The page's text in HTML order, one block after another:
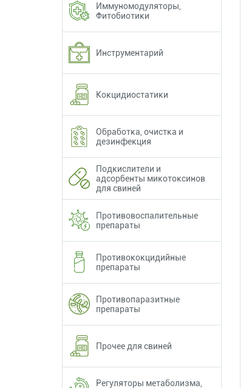
Иммуномодуляторы,
Фитобиотики
Инструментарий
Кокцидиостатики
Обработка, очистка и
дезинфекция
Подкислители и
адсорбенты микотоксинов
для свиней
Противовоспалительные
препараты
Противококцидийные
препараты
Противопаразитные
препараты
Прочее для свиней
Регуляторы метаболизма,